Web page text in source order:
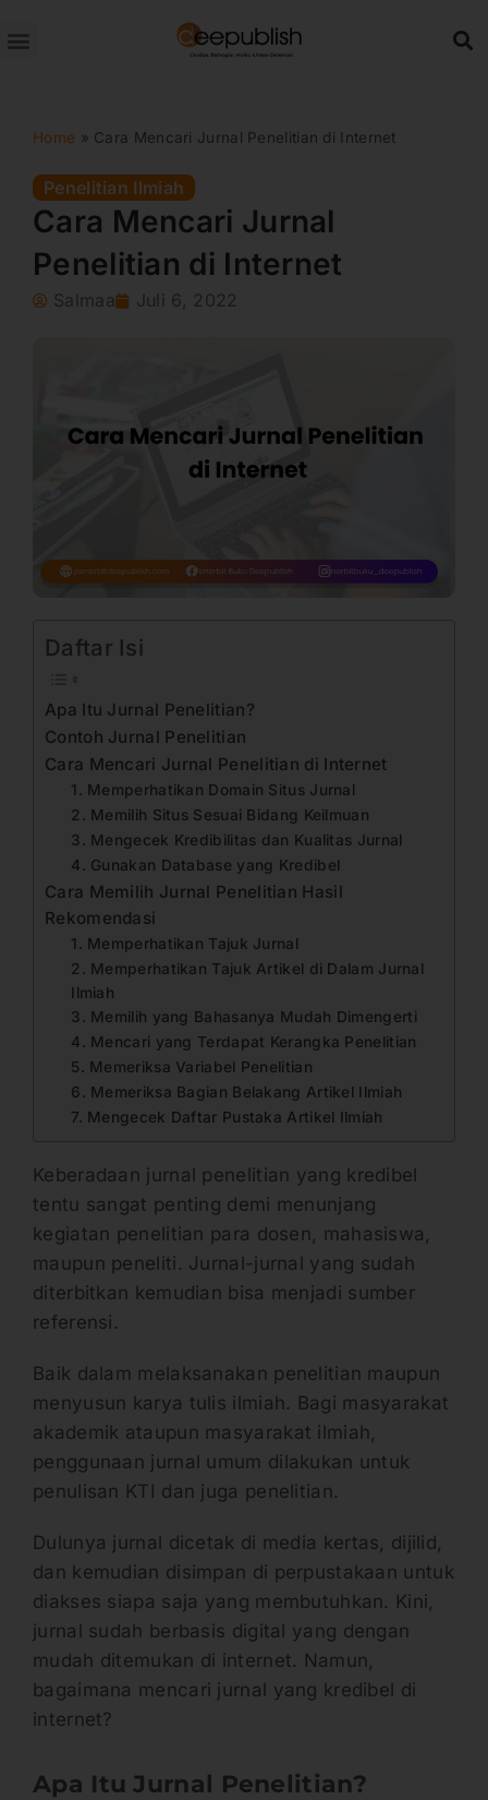
ke
Home » Cara Mencari Jurnal Penelitian di Internet
Penelitian Ilmiah
Cara Mencari Jurnal
Penelitian di Internet
Salmaa Juli 6, 2022
Daftar Isi
Apa Itu Jurnal Penelitian?
Contoh Jurnal Penelitian
Cara Mencari Jurnal Penelitian di Internet
1. Memperhatikan Domain Situs Jurnal
2. Memilih Situs Sesuai Bidang Keilmuan
3. Mengecek Kredibilitas dan Kualitas Jurnal
4. Gunakan Database yang Kredibel
Cara Memilih Jurnal Penelitian Hasil
Rekomendasi
1. Memperhatikan Tajuk Jurnal
2. Memperhatikan Tajuk Artikel di Dalam Jurnal
Ilmiah
3. Memilih yang Bahasanya Mudah Dimengerti
4. Mencari yang Terdapat Kerangka Penelitian
5. Memeriksa Variabel Penelitian
6. Memeriksa Bagian Belakang Artikel Ilmiah
7. Mengecek Daftar Pustaka Artikel Ilmiah
Keberadaan jurnal penelitian yang kredibel
tentu sangat penting demi menunjang
kegiatan penelitian para dosen, mahasiswa,
maupun peneliti. Jurnal-jurnal yang sudah
diterbitkan kemudian bisa menjadi sumber
referensi.
Baik dalam melaksanakan penelitian maupun
menyusun karya tulis ilmiah. Bagi masyarakat
akademik ataupun masyarakat ilmiah,
penggunaan jurnal umum dilakukan untuk
penulisan KTI dan juga penelitian.
Dulunya jurnal dicetak di media kertas, dijilid,
dan kemudian disimpan di perpustakaan untuk
diakses siapa saja yang membutuhkan. Kini,
jurnal sudah berbasis digital yang dengan
mudah ditemukan di internet. Namun,
bagaimana mencari jurnal yang kredibel di
internet?
Apa Itu Jurnal Penelitian?